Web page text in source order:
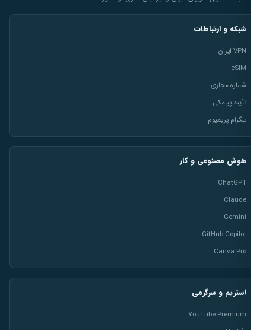
شبکه و ارتباطات
شماره مجازی
تأیید پیامکی
تلگرام پریمیوم
هوش مصنوعی و کار
ChatGPT
Claude
Gemini
GitHub Copilot
Canva Pro
استریم و سرگرمی
YouTube Premium